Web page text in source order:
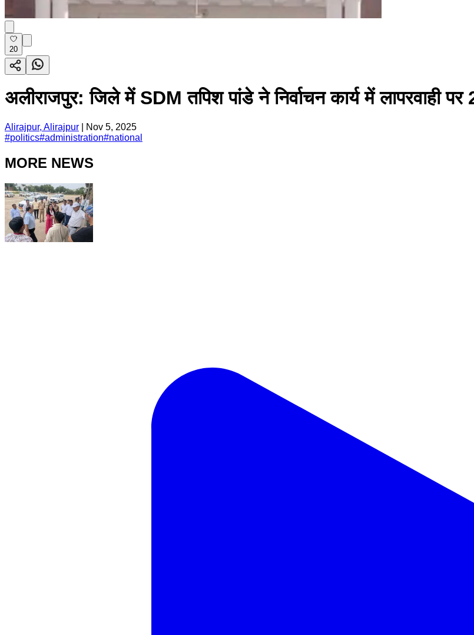
20
अलीराजपुर: जिले में SDM तपिश पांडे ने निर्वाचन कार्य में लापरवाही
Alirajpur, Alirajpur
Nov 5, 2025
#politics#administration#national
MORE NEWS